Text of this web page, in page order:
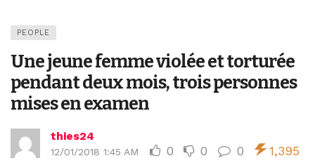
PEOPLE
Une jeune femme violée et torturée
pendant deux mois, trois personnes
mises en examen
thies24
12/01/2018 1:45 AM 0 0 0 1,395